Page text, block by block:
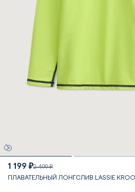
1 199 ₽2 499 ₽
ПЛАВАТЕЛЬНЫЙ ЛОНГСЛИВ LASSIE